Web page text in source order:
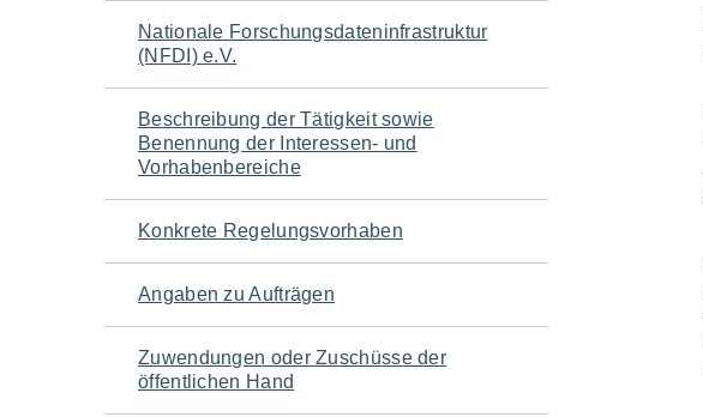
Navigation
für
den
Seiteninhalt
Nationale Forschungsdateninfrastruktur
(NFDI) e.V.
Beschreibung der Tätigkeit sowie
Benennung der Interessen- und
Vorhabenbereiche
Konkrete Regelungsvorhaben
Angaben zu Aufträgen
Zuwendungen oder Zuschüsse der
öffentlichen Hand